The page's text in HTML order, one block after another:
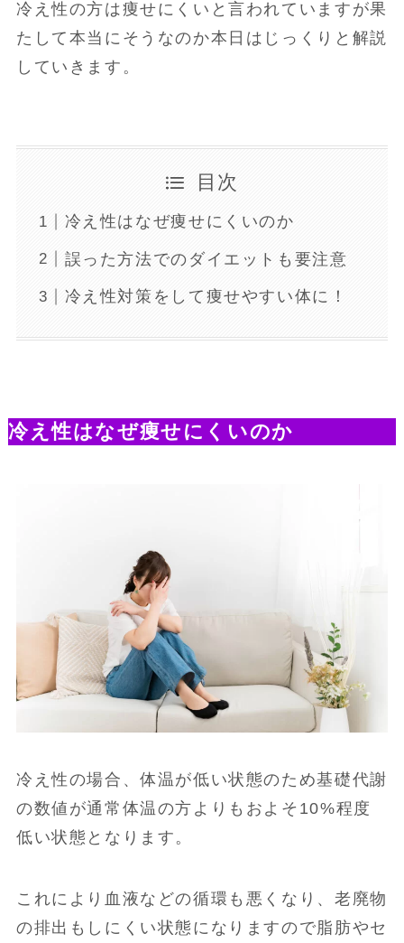
冷え性の方は痩せにくいと言われていますが果
たして本当にそうなのか本日はじっくりと解説
していきます。
目次
冷え性はなぜ痩せにくいのか
誤った方法でのダイエットも要注意
冷え性対策をして痩せやすい体に！
冷え性はなぜ痩せにくいのか
冷え性の場合、体温が低い状態のため基礎代謝
の数値が通常体温の方よりもおよそ10%程度
低い状態となります。
これにより血液などの循環も悪くなり、老廃物
の排出もしにくい状態になりますので脂肪やセ